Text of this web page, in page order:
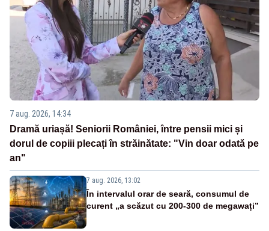
7 aug. 2026, 14:34
Dramă uriașă! Seniorii României, între pensii mici și
dorul de copiii plecați în străinătate: "Vin doar odată pe
an"
7 aug. 2026, 13:02
În intervalul orar de seară, consumul de
curent „a scăzut cu 200-300 de megawați”